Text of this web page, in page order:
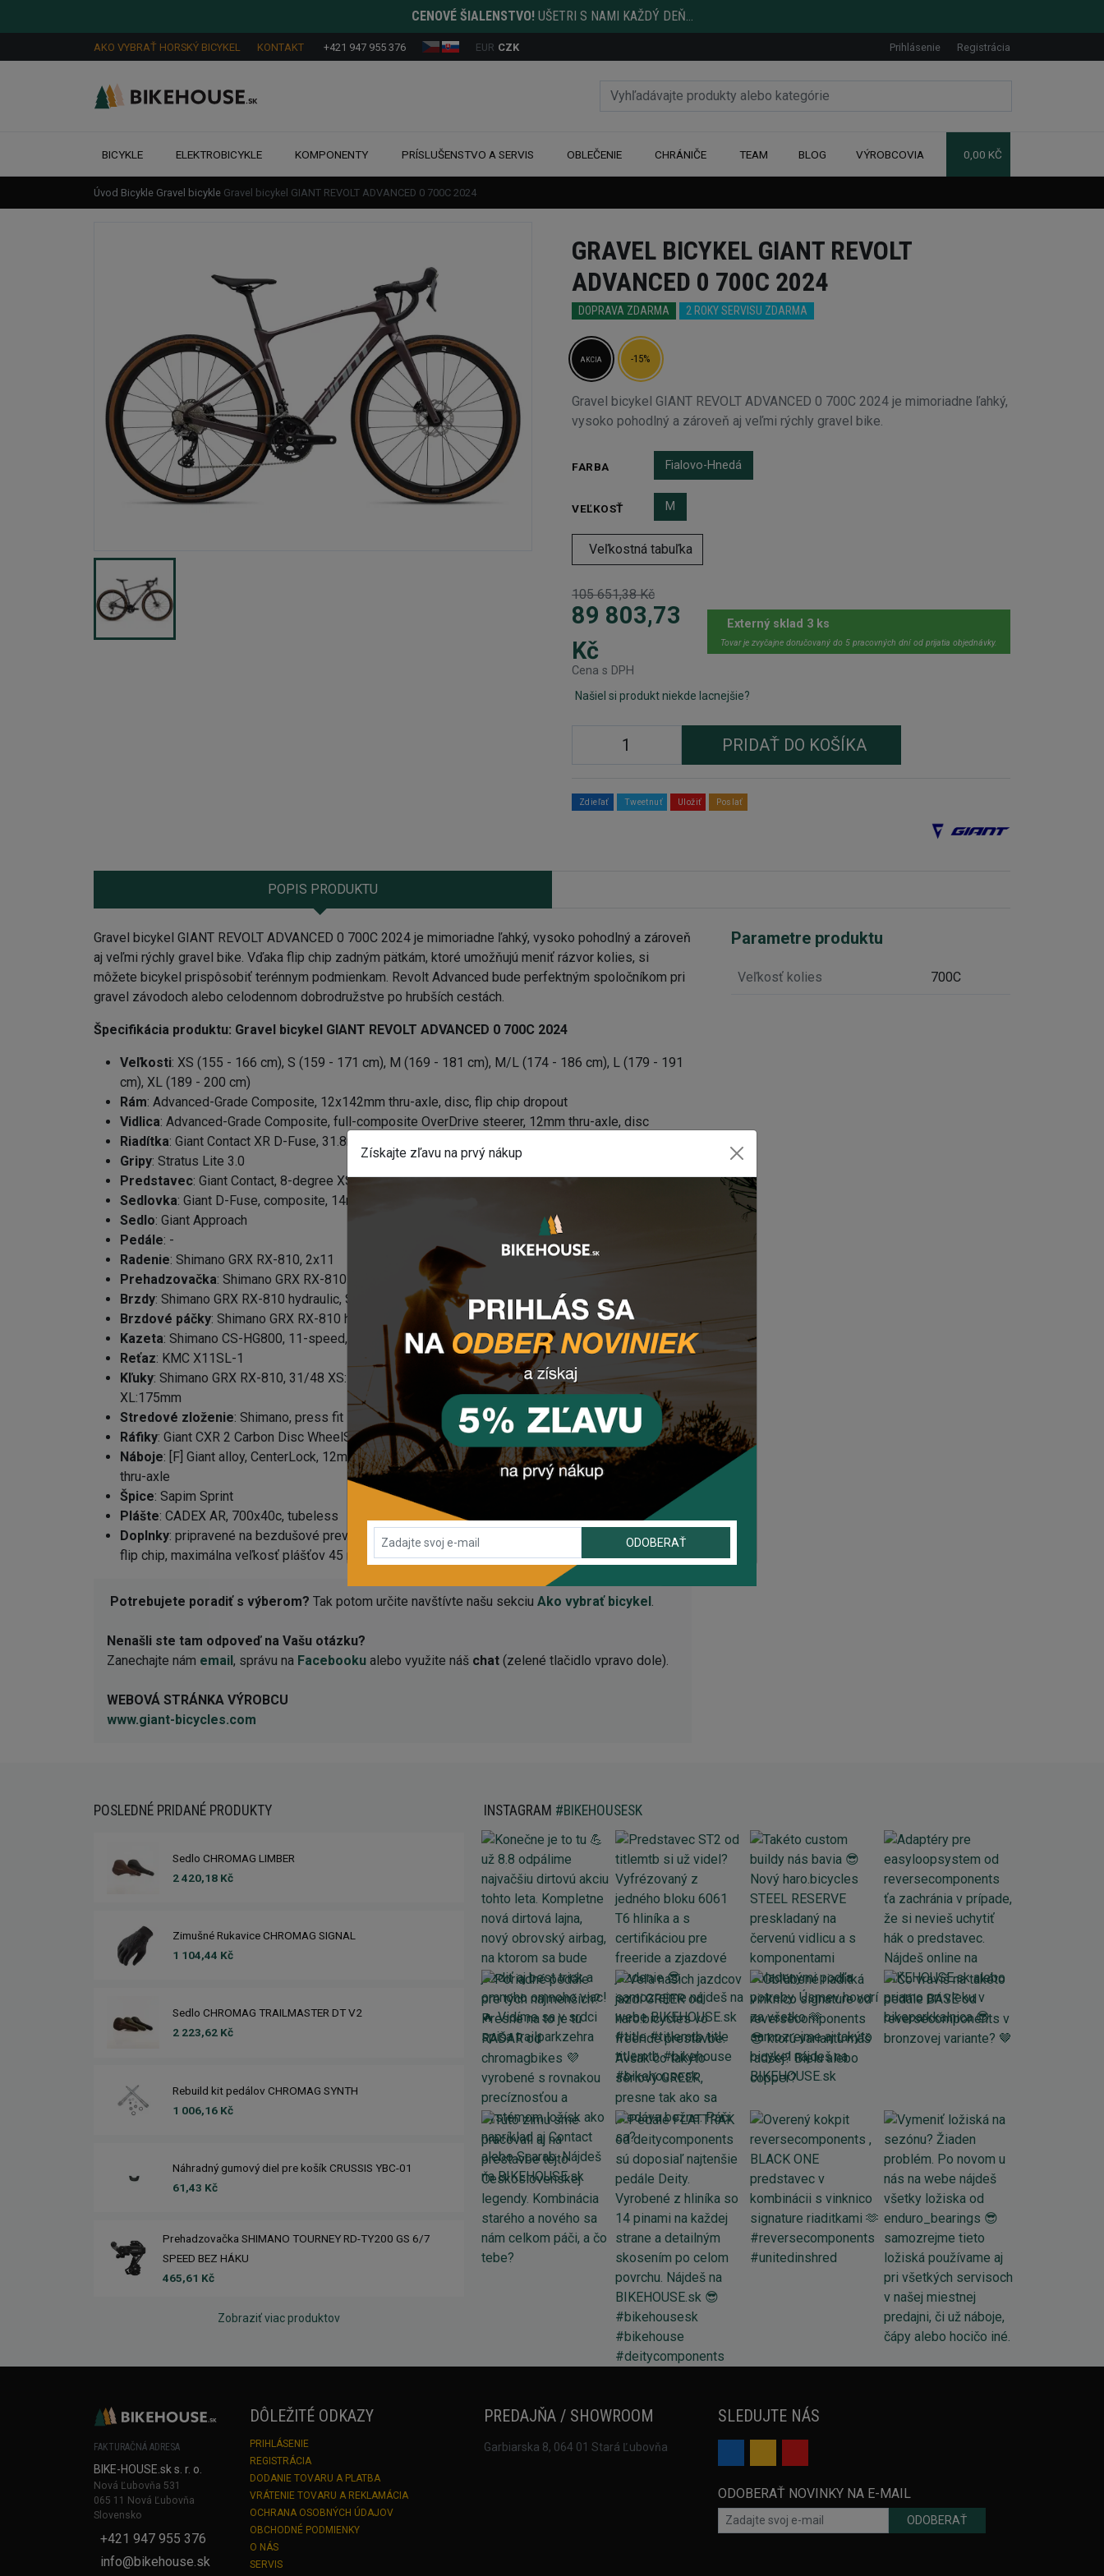
CENOVÉ ŠIALENSTVO! UŠETRI S NAMI KAŽDÝ DEŇ...
AKO VYBRAŤ HORSKÝ BICYKEL KONTAKT +421 947 955 376 EUR CZK Prihlásenie Registrácia
BICYKLE ELEKTROBICYKLE KOMPONENTY PRÍSLUŠENSTVO A SERVIS OBLEČENIE CHRÁNIČE TEAM BLOG VÝROBCOVIA 0,00 KČ
Úvod Bicykle Gravel bicykle Gravel bicykel GIANT REVOLT ADVANCED 0 700C 2024
GRAVEL BICYKEL GIANT REVOLT
ADVANCED 0 700C 2024
DOPRAVA ZDARMA 2 ROKY SERVISU ZDARMA
AKCIA -15%
Gravel bicykel GIANT REVOLT ADVANCED 0 700C 2024 je mimoriadne ľahký,
vysoko pohodlný a zároveň aj veľmi rýchly gravel bike.
FARBA Fialovo-Hnedá
VEĽKOSŤ M
Veľkostná tabuľka
105 651,38 Kč
89 803,73
Kč
Cena s DPH
Externý sklad 3 ks
Tovar je zvyčajne doručovaný do 5 pracovných dní od prijatia objednávky.
Našiel si produkt niekde lacnejšie?
PRIDAŤ DO KOŠÍKA
Zdieľať Tweetnuť Uložiť Poslať
POPIS PRODUKTU
Gravel bicykel GIANT REVOLT ADVANCED 0 700C 2024 je mimoriadne ľahký, vysoko pohodlný a zároveň
aj veľmi rýchly gravel bike. Vďaka flip chip zadným pätkám, ktoré umožňujú meniť rázvor kolies, si
môžete bicykel prispôsobiť terénnym podmienkam. Revolt Advanced bude perfektným spoločníkom pri
gravel závodoch alebo celodennom dobrodružstve po hrubších cestách.
Špecifikácia produktu: Gravel bicykel GIANT REVOLT ADVANCED 0 700C 2024
Veľkosti: XS (155 - 166 cm), S (159 - 171 cm), M (169 - 181 cm), M/L (174 - 186 cm), L (179 - 191
cm), XL (189 - 200 cm)
Rám: Advanced-Grade Composite, 12x142mm thru-axle, disc, flip chip dropout
Vidlica: Advanced-Grade Composite, full-composite OverDrive steerer, 12mm thru-axle, disc
Riadítka: Giant Contact XR D-Fuse, 31.8mm XS:42cm, S:42cm, M:44cm, M/L:44cm, L:46cm, XL:46cm
Gripy: Stratus Lite 3.0
Predstavec: Giant Contact, 8-degree XS:50mm, S:60mm, M:70mm, M/L:80mm, L:80mm, XL:90mm
Sedlovka: Giant D-Fuse, composite, 14mm offset
Sedlo: Giant Approach
Pedále: -
Radenie: Shimano GRX RX-810, 2x11
Prehadzovačka: Shimano GRX RX-810
Brzdy: Shimano GRX RX-810 hydraulic, Shimano SM-RT70 rotors [F]160mm, [R]160mm
Brzdové páčky: Shimano GRX RX-810 hydraulic
Kazeta: Shimano CS-HG800, 11-speed, 11x34
Reťaz: KMC X11SL-1
Kľuky: Shimano GRX RX-810, 31/48 XS:170mm, S:170mm, M:172.5mm, M/L:172.5mm, L:175mm,
XL:175mm
Stredové zloženie: Shimano, press fit
Ráfiky: Giant CXR 2 Carbon Disc WheelSystem, [F] 35mm, [R] 35mm
Náboje: [F] Giant alloy, CenterLock, 12mm thru-axle, [R] Giant alloy, 3-pawl driver, CenterLock, 12mm
thru-axle
Špice: Sapim Sprint
Plášte: CADEX AR, 700x40c, tubeless
Doplnky: pripravené na bezdušové prevedenie, maximálna veľkosť plášťov 53 mm v polohe „dlhá“ s
flip chip, maximálna veľkosť plášťov 45 mm v polohe „krátka“ s flip chip
Potrebujete poradiť s výberom? Tak potom určite navštívte našu sekciu Ako vybrať bicykel.
Nenašli ste tam odpoveď na Vašu otázku?
Zanechajte nám email, správu na Facebooku alebo využite náš chat (zelené tlačidlo vpravo dole).
WEBOVÁ STRÁNKA VÝROBCU
www.giant-bicycles.com
Parametre produktu
Veľkosť kolies 700C
POSLEDNÉ PRIDANÉ PRODUKTY
Sedlo CHROMAG LIMBER
2 420,18 Kč
Zimušné Rukavice CHROMAG SIGNAL
1 104,44 Kč
Sedlo CHROMAG TRAILMASTER DT V2
2 223,62 Kč
Rebuild kit pedálov CHROMAG SYNTH
1 006,16 Kč
Náhradný gumový diel pre košík CRUSSIS YBC-01
61,43 Kč
Prehadzovačka SHIMANO TOURNEY RD-TY200 GS 6/7
SPEED BEZ HÁKU
465,61 Kč
Zobraziť viac produktov
INSTAGRAM #BIKEHOUSESK
FAKTURAČNÁ ADRESA
BIKE-HOUSE.sk s. r. o.
Nová Ľubovňa 531
065 11 Nová Ľubovňa
Slovensko
+421 947 955 376
info@bikehouse.sk
DÔLEŽITÉ ODKAZY
PRIHLÁSENIE
REGISTRÁCIA
DODANIE TOVARU A PLATBA
VRÁTENIE TOVARU A REKLAMÁCIA
OCHRANA OSOBNÝCH ÚDAJOV
OBCHODNÉ PODMIENKY
O NÁS
SERVIS
PREDAJŇA / SHOWROOM
Garbiarska 8, 064 01 Stará Ľubovňa
SLEDUJTE NÁS
ODOBERAŤ NOVINKY NA E-MAIL
ODOBERAŤ
Získajte zľavu na prvý nákup
ODOBERAŤ